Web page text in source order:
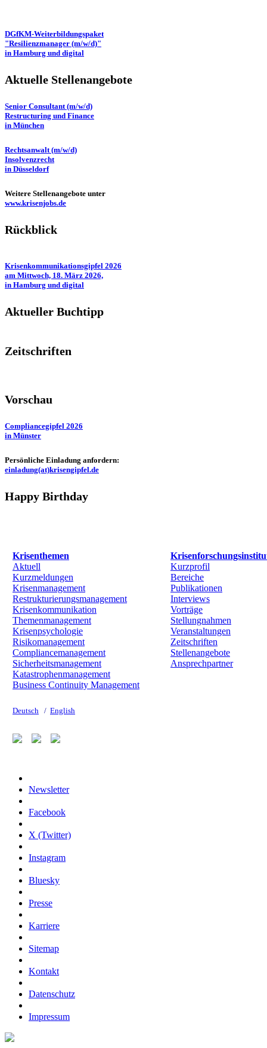
DGfKM-Weiterbildungspaket
"Resilienzmanager (m/w/d)"
in Hamburg und digital
Aktuelle Stellenangebote
Senior Consultant (m/w/d)
Restructuring und Finance
in München
Rechtsanwalt (m/w/d)
Insolvenzrecht
in Düsseldorf
Weitere Stellenangebote unter
www.krisenjobs.de
Rückblick
Krisenkommunikationsgipfel 2026
am Mittwoch, 18. März 2026,
in Hamburg und digital
Aktueller Buchtipp
Zeitschriften
Vorschau
Compliancegipfel 2026
in Münster
Persönliche Einladung anfordern:
einladung(at)krisengipfel.de
Happy Birthday
Krisenthemen
Aktuell
Kurzmeldungen
Krisenmanagement
Restrukturierungsmanagement
Krisenkommunikation
Themenmanagement
Krisenpsychologie
Risikomanagement
Compliancemanagement
Sicherheitsmanagement
Katastrophenmanagement
Business Continuity Management
Kurzprofil
Bereiche
Publikationen
Interviews
Vorträge
Stellungnahmen
Veranstaltungen
Zeitschriften
Stellenangebote
Ansprechpartner
Deutsch / English
Newsletter
Facebook
X (Twitter)
Instagram
Bluesky
Presse
Karriere
Sitemap
Kontakt
Datenschutz
Impressum